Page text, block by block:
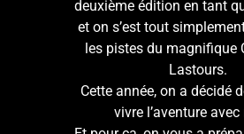
deuxième édition en tant
et on s’est tout
les pistes du magnifique
Lastours.
Cette année, on a décidé
vivre l’aventure avec